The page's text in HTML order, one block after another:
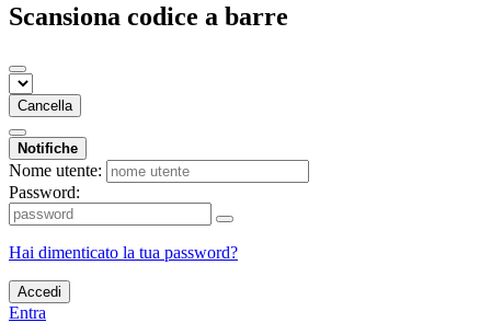
Scansiona codice a barre
Cancella
Notifiche
Nome utente:
Password:
Hai dimenticato la tua password?
Accedi
Entra